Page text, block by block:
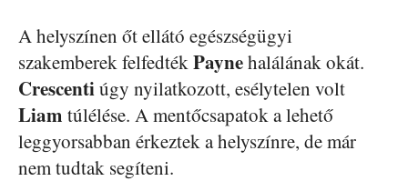
A helyszínen őt ellátó egészségügyi
szakemberek felfedtékPaynehalálának okát.
Crescentiúgy nyilatkozott, esélytelen volt
Liam túlélése. A mentőcsapatok a lehető
leggyorsabban érkeztek a helyszínre, de már
nem tudtak segíteni.